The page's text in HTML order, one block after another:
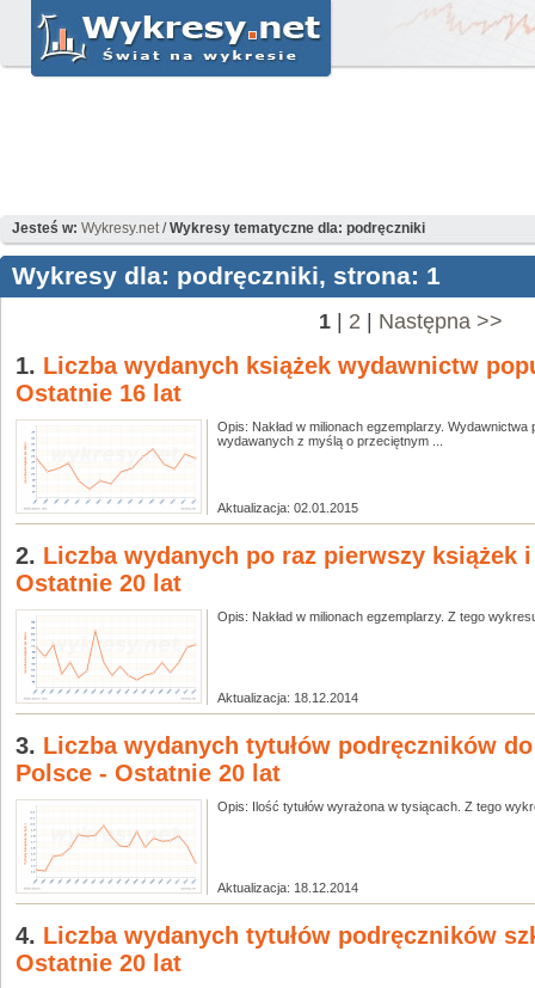
Jesteś w: Wykresy.net/Wykresy tematyczne dla: podręczniki
Wykresy dla: podręczniki, strona: 1
1 2 Następna >>
1. Liczba wydanych książek wydawnictw
Ostatnie 16 lat
Opis: Nakład w milionach egzemplarzy.
wydawanych z myślą o przeciętnym ...
Aktualizacja: 02.01.2015
2. Liczba wydanych po raz pierwszy książek
Ostatnie 20 lat
Opis: Nakład w milionach egzemplarzy. Z tego
Aktualizacja: 18.12.2014
3. Liczba wydanych tytułów podręczników
Polsce - Ostatnie 20 lat
Opis: Ilość tytułów wyrażona w tysiącach. Z tego
Aktualizacja: 18.12.2014
4. Liczba wydanych tytułów podręczników
Ostatnie 20 lat